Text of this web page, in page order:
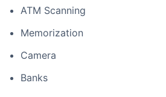
ATM Scanning
Memorization
Camera
Banks